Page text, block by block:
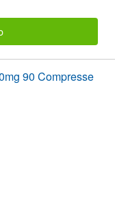
90 Compresse